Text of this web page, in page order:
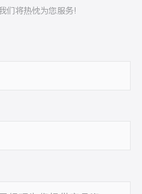
们将热忱为您服务!